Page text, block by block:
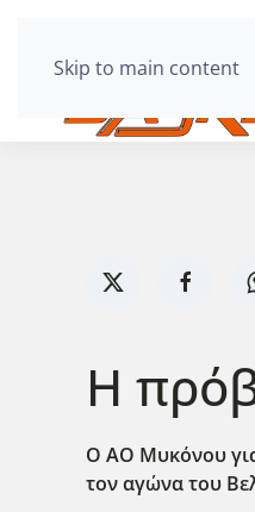
Skip to main content
Η
Ο ΑΟ Μυκόνου για
τον αγώνα του